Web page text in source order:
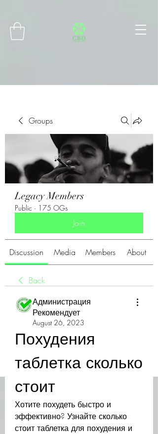
Groups
Legacy Members
Public · 175 OGs
Join
Discussion Media Members About
Back
Администрация
Рекомендует
August 26, 2023
Похудения
таблетка сколько
стоит
Хотите похудеть быстро и
эффективно? Узнайте сколько
стоит таблетка для похудения и